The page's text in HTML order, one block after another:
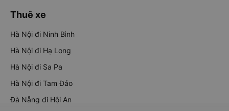
Thuê xe
Hà Nội đi Ninh Bình
Hà Nội đi Hạ Long
Hà Nội đi Sa Pa
Hà Nội đi Tam Đảo
Đà Nẵng đi Hội An